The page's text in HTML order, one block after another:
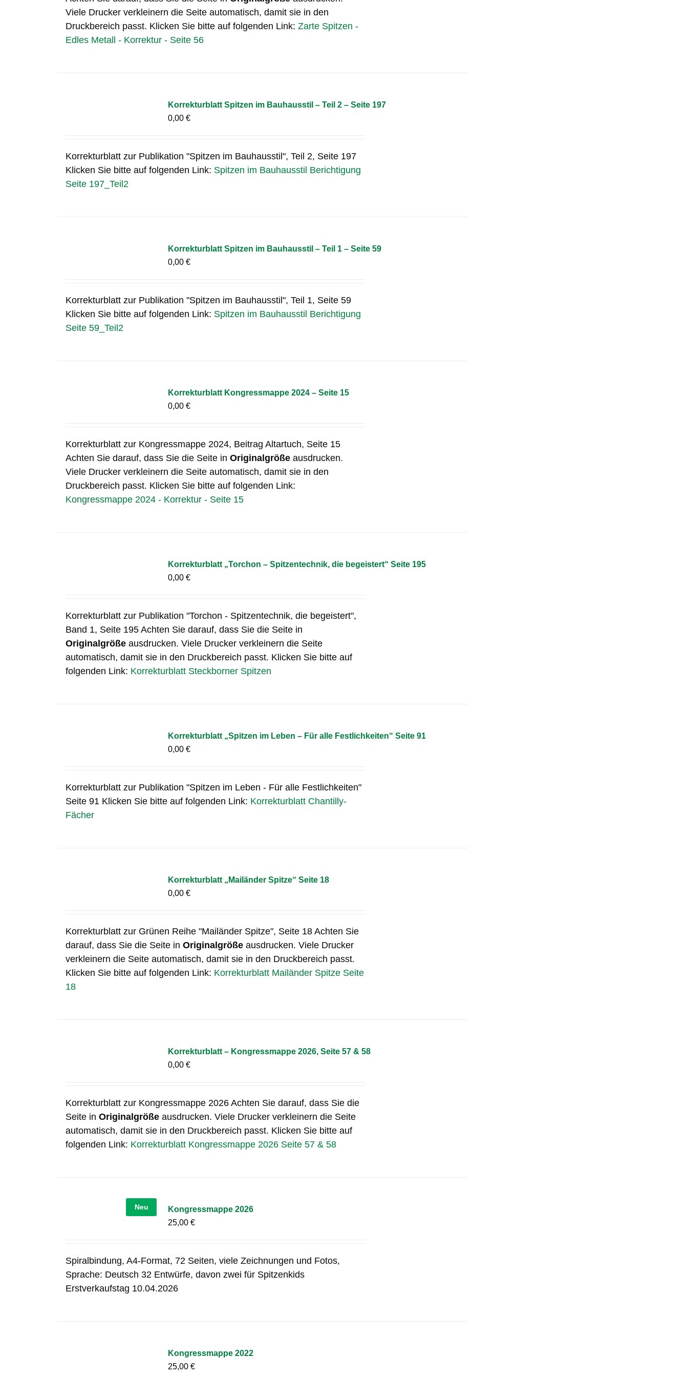
Viele Drucker verkleinern die Seite automatisch, damit sie in den
Druckbereich passt. Klicken Sie bitte auf folgenden Link:Zarte Spitzen -
Edles Metall - Korrektur - Seite 56
Korrekturblatt Spitzen im Bauhausstil – Teil 2 – Seite 197
0,00€
Korrekturblatt zur Publikation "Spitzen im Bauhausstil", Teil 2, Seite 197
Klicken Sie bitte auf folgenden Link: Spitzen im Bauhausstil Berichtigung
Seite 197_Teil2
Korrekturblatt Spitzen im Bauhausstil – Teil 1 – Seite 59
0,00€
Korrekturblatt zur Publikation "Spitzen im Bauhausstil", Teil 1, Seite 59
Klicken Sie bitte auf folgenden Link: Spitzen im Bauhausstil Berichtigung
Seite 59_Teil2
Korrekturblatt Kongressmappe 2024 – Seite 15
0,00€
Korrekturblatt zur Kongressmappe 2024, Beitrag Altartuch, Seite 15
Achten Sie darauf, dass Sie die Seite inOriginalgröße ausdrucken.
Viele Drucker verkleinern die Seite automatisch, damit sie in den
Druckbereich passt. Klicken Sie bitte auf folgenden Link:
Kongressmappe 2024 - Korrektur - Seite 15
Korrekturblatt „Torchon – Spitzentechnik, die begeistert“ Seite 195
0,00€
Korrekturblatt zur Publikation "Torchon - Spitzentechnik, die begeistert",
Band 1, Seite 195 Achten Sie darauf, dass Sie die Seite in
Originalgröße ausdrucken. Viele Drucker verkleinern die Seite
automatisch, damit sie in den Druckbereich passt. Klicken Sie bitte auf
folgenden Link: Korrekturblatt Steckborner Spitzen
Korrekturblatt „Spitzen im Leben – Für alle Festlichkeiten“ Seite 91
0,00€
Korrekturblatt zur Publikation "Spitzen im Leben - Für alle Festlichkeiten"
Seite 91 Klicken Sie bitte auf folgenden Link: Korrekturblatt Chantilly-
Fächer
Korrekturblatt „Mailänder Spitze“ Seite 18
0,00€
Korrekturblatt zur Grünen Reihe "Mailänder Spitze", Seite 18 Achten Sie
darauf, dass Sie die Seite inOriginalgröße ausdrucken. Viele Drucker
verkleinern die Seite automatisch, damit sie in den Druckbereich passt.
Klicken Sie bitte auf folgenden Link: Korrekturblatt Mailänder Spitze Seite
18
Korrekturblatt – Kongressmappe 2026, Seite 57 & 58
0,00€
Korrekturblatt zur Kongressmappe 2026 Achten Sie darauf, dass Sie die
Seite inOriginalgröße ausdrucken. Viele Drucker verkleinern die Seite
automatisch, damit sie in den Druckbereich passt. Klicken Sie bitte auf
folgenden Link: Korrekturblatt Kongressmappe 2026 Seite 57 & 58
Neu
Kongressmappe 2026
25,00€
Spiralbindung, A4-Format, 72 Seiten, viele Zeichnungen und Fotos,
Sprache: Deutsch 32 Entwürfe, davon zwei für Spitzenkids
Erstverkaufstag 10.04.2026
Kongressmappe 2022
25,00€